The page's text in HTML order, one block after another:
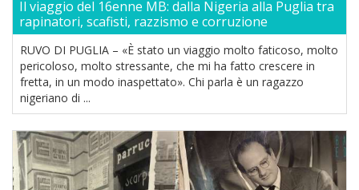
Il viaggio del 16enne MB: dalla Nigeria alla Puglia tra
rapinatori, scafisti, razzismo e corruzione
RUVO DI PUGLIA – «È stato un viaggio molto faticoso, molto
pericoloso, molto stressante, che mi ha fatto crescere in
fretta, in un modo inaspettato». Chi parla è un ragazzo
nigeriano di ...